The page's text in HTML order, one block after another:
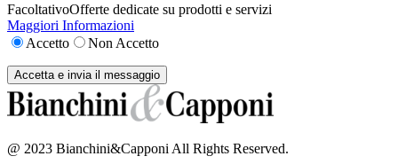
FacoltativoOfferte dedicate su prodotti e servizi
Maggiori Informazioni
Accetto
Non Accetto
@ 2023 Bianchini&Capponi All Rights Reserved.